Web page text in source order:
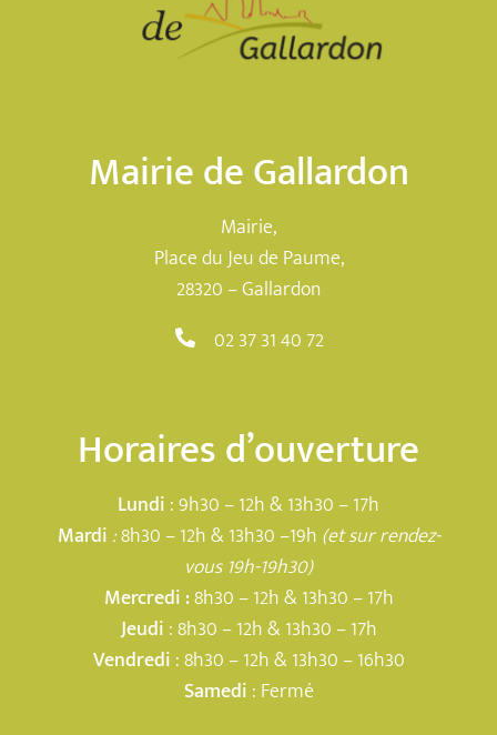
Mairie de Gallardon
Mairie,
Place du Jeu de Paume,
28320 – Gallardon
02 37 31 40 72
Horaires d’ouverture
Lundi : 9h30 – 12h & 13h30 – 17h
Mardi :8h30 – 12h & 13h30 –19h (et sur rendez-
vous 19h-19h30)
Mercredi :8h30 – 12h & 13h30 – 17h
Jeudi : 8h30 – 12h & 13h30 – 17h
Vendredi : 8h30 – 12h & 13h30 – 16h30
Samedi : Fermé